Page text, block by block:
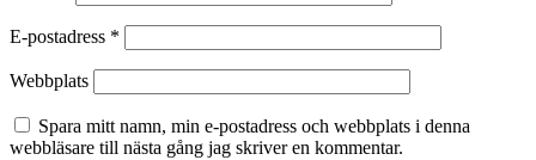
E-postadress *
Webbplats
Spara mitt namn, min e-postadress och webbplats i denna
webbläsare till nästa gång jag skriver en kommentar.